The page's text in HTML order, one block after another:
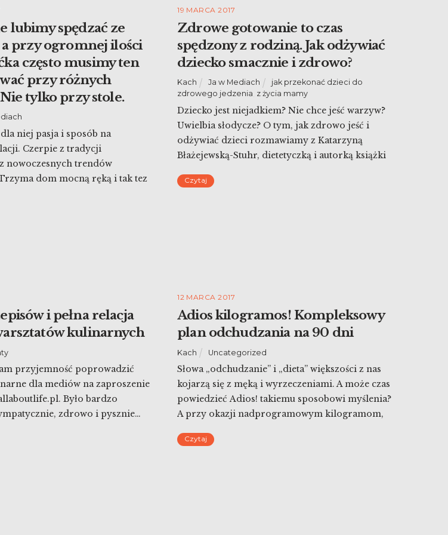
lubimy spędzać ze
a przy ogromnej ilości
często musimy ten
przy różnych
tylko przy stole.
niej pasja i sposób na
Czerpie z tradycji
nowoczesnych trendów
dom mocną ręką i tak tez
Błażejewską-Stuhr
19 MARCA 2017
Zdrowe gotowanie to czas
spędzony z rodziną. Jak odżywiać
dziecko smacznie i zdrowo?
Kach Ja w Mediach
jak przekonać dzieci do
zdrowego jedzenia z życia mamy
Dziecko jest niejadkiem? Nie chce jeść warzyw?
Uwielbia słodycze? O tym, jak zdrowo jeść i
odżywiać dzieci rozmawiamy z Katarzyną
Błażejewską-Stuhr, dietetyczką i autorką książki
Czytaj
i pełna relacja
kulinarnych
przyjemność poprowadzić
dla mediów na zaproszenie
Było bardzo
zdrowo i pysznie…
12 MARCA 2017
Adios kilogramos! Kompleksowy
plan odchudzania na 90 dni
Kach Uncategorized
Słowa „odchudzanie” i „dieta” większości z nas
kojarzą się z męką i wyrzeczeniami. A może czas
powiedzieć Adios! takiemu sposobowi myślenia?
A przy okazji nadprogramowym kilogramom,
Dietetyczka Katarzyna Błażejewska-Stuhr oraz
Czytaj